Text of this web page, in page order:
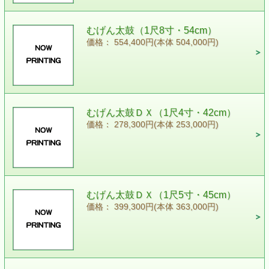
むげん太鼓（1尺8寸・54cm）
価格： 554,400円(本体 504,000円)
むげん太鼓ＤＸ（1尺4寸・42cm）
価格： 278,300円(本体 253,000円)
むげん太鼓ＤＸ（1尺5寸・45cm）
価格： 399,300円(本体 363,000円)